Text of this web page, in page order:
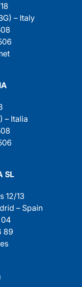
– Italy
– Italia
SL
12/13
– Spain
04
89